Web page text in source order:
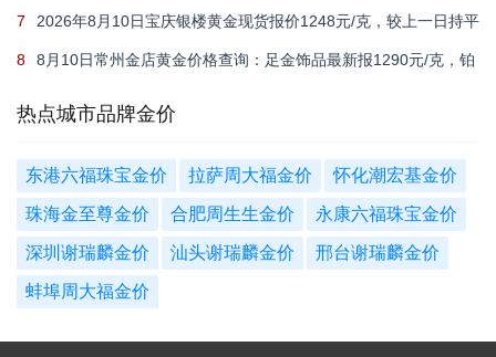
7 2026年8月10日宝庆银楼黄金现货报价1248元/克，较上一日持平
8
8月10日常州金店黄金价格查询：足金饰品最新报1290元/克，铂
热点城市品牌金价
东港六福珠宝金价 拉萨周大福金价 怀化潮宏基金价
珠海金至尊金价 合肥周生生金价 永康六福珠宝金价
深圳谢瑞麟金价 汕头谢瑞麟金价 邢台谢瑞麟金价
蚌埠周大福金价